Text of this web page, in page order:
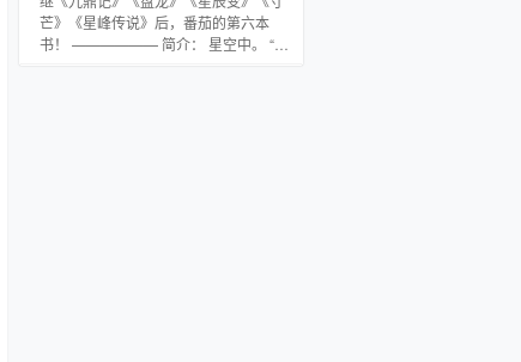
芒》《星峰传说》后，番茄的第六本
书！ —————— 简介： 星空中。 “这